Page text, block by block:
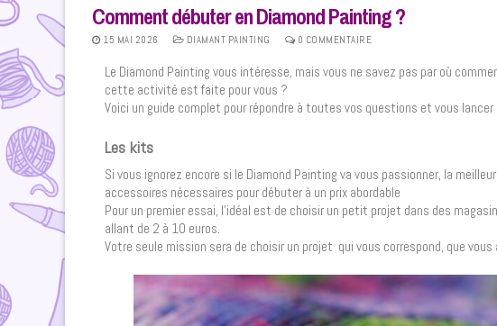
Comment débuter en Diamond Painting ?
15 MAI 2026 DIAMANT PAINTING 0 COMMENTAIRE
Le Diamond Painting vous intéresse, mais vous ne savez pas par où
cette activité est faite pour vous ?
Voici un guide complet pour répondre à toutes vos questions et vous
Les kits
Si vous ignorez encore si le Diamond Painting va vous passionner, la
accessoires nécessaires pour débuter à un prix abordable
Pour un premier essai, l’idéal est de choisir un petit projet dans des
allant de 2 à 10 euros.
Votre seule mission sera de choisir un projet qui vous correspond, que